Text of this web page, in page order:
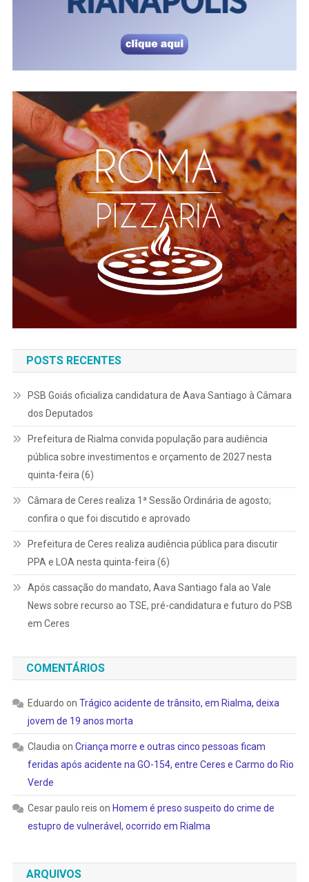
POSTS RECENTES
PSB Goiás oficializa candidatura de Aava Santiago à Câmara
dos Deputados
Prefeitura de Rialma convida população para audiência
pública sobre investimentos e orçamento de 2027 nesta
quinta-feira (6)
Câmara de Ceres realiza 1ª Sessão Ordinária de agosto;
confira o que foi discutido e aprovado
Prefeitura de Ceres realiza audiência pública para discutir
PPA e LOA nesta quinta-feira (6)
Após cassação do mandato, Aava Santiago fala ao Vale
News sobre recurso ao TSE, pré-candidatura e futuro do PSB
em Ceres
COMENTÁRIOS
Eduardo on Trágico acidente de trânsito, em Rialma, deixa
jovem de 19 anos morta
Claudia on Criança morre e outras cinco pessoas ficam
feridas após acidente na GO-154, entre Ceres e Carmo do Rio
Verde
Cesar paulo reis on Homem é preso suspeito do crime de
estupro de vulnerável, ocorrido em Rialma
ARQUIVOS